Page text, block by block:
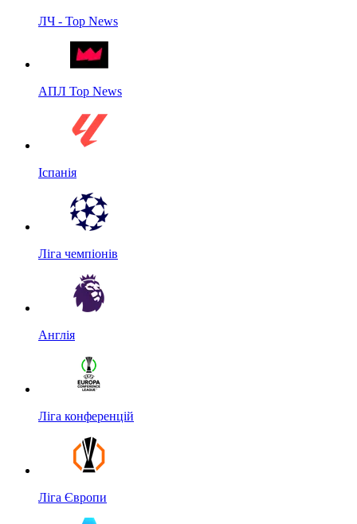
ЛЧ - Top News
АПЛ Top News
Іспанія
Ліга чемпіонів
Англія
Ліга конференцій
Ліга Європи